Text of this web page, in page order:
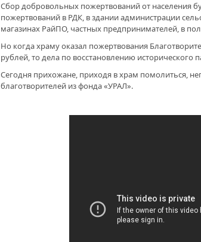
ВСТРЕЧА ДВУХ РУКОВОДИТЕЛЕЙ
В ДОМЕ СВОЕМ. ОБ УНИКАЛЬНОЙ
ЖИЛИЩНОЙ ПРОГРАММЕ
ВНОВЬ О КАРИМЕ ХАКИМОВЕ. ИМЯ
СОВЕТСКОГО ДИПЛОМАТА ОБЪЕДИНЯЕТ
«ВЕТЕРАН БАШКОРТОСТАНА»
Cбор добровольных пожертвований от населения
пожертвований в РДК, в здании администрации
магазинах РайПО, частных предпринимателей, в
Но когда храму оказал пожертвования
рублей, то дела по восстановлению исторического
Сегодня прихожане, приходя в храм помолиться,
благотворителей из фонда «УРАЛ».